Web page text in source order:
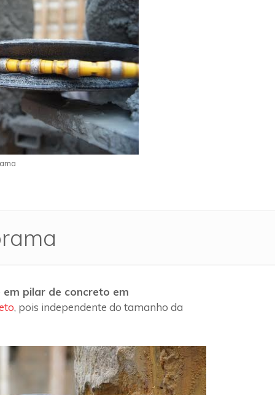
pilar de concreto em
, pois independente do tamanho da